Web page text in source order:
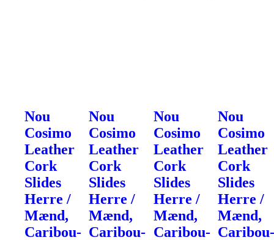
Nou
Cosimo
Leather
Cork
Slides
Herre /
Mænd,
Caribou-
Nou
Cosimo
Leather
Cork
Slides
Herre /
Mænd,
Caribou-
Nou
Cosimo
Leather
Cork
Slides
Herre /
Mænd,
Caribou-
Nou
Cosimo
Leather
Cork
Slides
Herre /
Mænd,